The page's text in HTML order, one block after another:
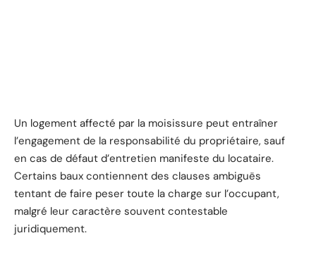
Un logement affecté par la moisissure peut entraîner
l’engagement de la responsabilité du propriétaire, sauf
en cas de défaut d’entretien manifeste du locataire.
Certains baux contiennent des clauses ambiguës
tentant de faire peser toute la charge sur l’occupant,
malgré leur caractère souvent contestable
juridiquement.